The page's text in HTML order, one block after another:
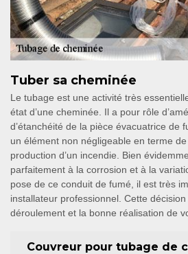
Tuber sa cheminée
Le tubage est une activité très
état d’une cheminée. Il a pour rôle
d’étanchéité de la pièce évacuatrice de
un élément non négligeable en terme
production d’un incendie. Bien
parfaitement à la corrosion et à la
pose de ce conduit de fumé, il est très
installateur professionnel. Cette
déroulement et la bonne réalisation de
Couvreur pour tubage de